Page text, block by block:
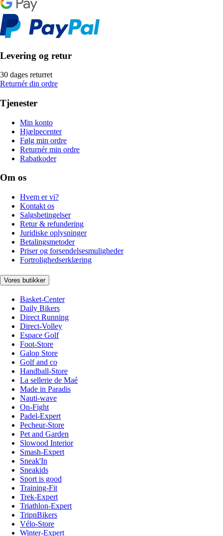
Levering og retur
30 dages returret
Returnér din ordre
Tjenester
Min konto
Hjælpecenter
Følg min ordre
Returnér min ordre
Rabatkoder
Om os
Hvem er vi?
Kontakt os
Salgsbetingelser
Retur & refundering
Juridiske oplysninger
Betalingsmetoder
Priser og forsendelsesmuligheder
Fortrolighedserklæring
Vores butikker
Basket-Center
Daily Bikers
Direct Running
Direct-Volley
Espace Golf
Foot-Store
Galop Store
Golf and co
Handball-Store
La sellerie de Maé
Made in Paradis
Nauti-wave
On-Fight
Padel-Expert
Pecheur-Store
Pet and Garden
Slowood Interior
Smash-Expert
Sneak'In
Sneakids
Sport is good
Training-Fit
Trek-Expert
Triathlon-Expert
TripnBikers
Vélo-Store
Winter-Expert